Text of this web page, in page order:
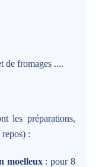
de fromages ....
les préparations,
:
moelleux: pour 8